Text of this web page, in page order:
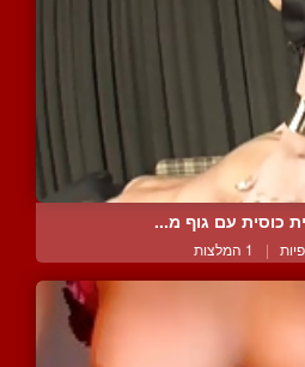
כוסית עם גוף מ...
| 1 המלצות